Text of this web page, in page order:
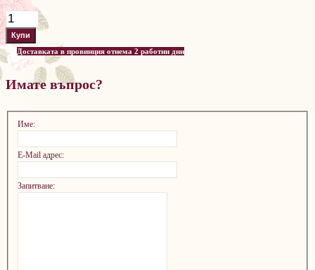
Доставката в провинция отнема 2 работни дни
Имате въпрос?
Име:
E-Mail адрес:
Запитване: